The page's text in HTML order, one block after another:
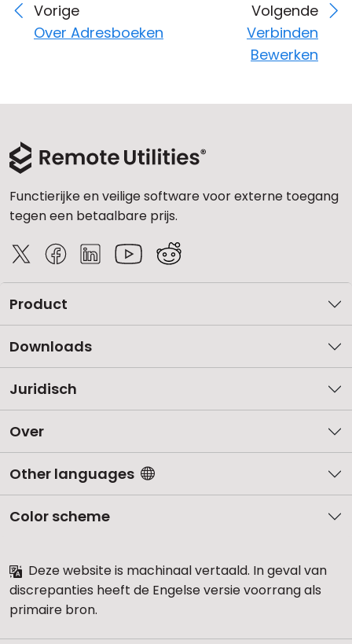
Vorige
Over Adresboeken
Volgende
Verbinden
Bewerken
Functierijke en veilige software voor externe toegang
tegen een betaalbare prijs.
Product
Downloads
Juridisch
Over
Other languages
Color scheme
Deze website is machinaal vertaald. In geval van
discrepanties heeft de Engelse versie voorrang als
primaire bron.